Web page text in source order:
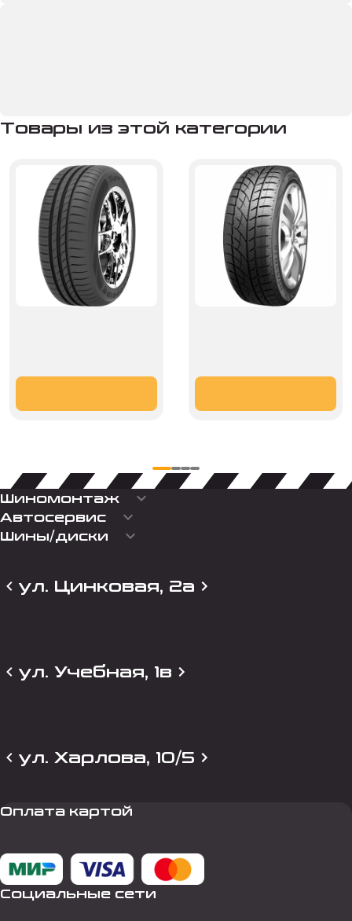
Товары из этой категории
Шиномонтаж keyboard_arrow_down
Автосервис keyboard_arrow_down
Шины/диски keyboard_arrow_down
ул. Цинковая, 2а
ул. Учебная, 1в
ул. Харлова, 10/5
Оплата картой
Социальные сети